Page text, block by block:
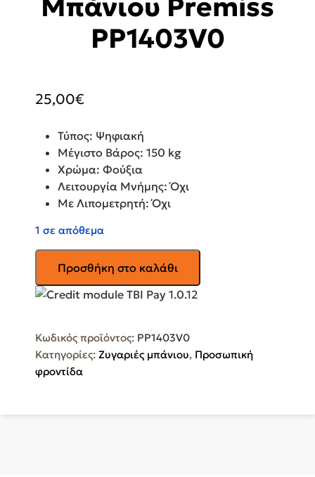
Μπάνιου Premiss
PP1403V0
25,00€
Τύπος: Ψηφιακή
Μέγιστο Βάρος: 150 kg
Χρώμα: Φούξια
Λειτουργία Μνήμης: Όχι
Με Λιπομετρητή: Όχι
1 σε απόθεμα
Ζυγαριά
Μπάνιου
ποσότητα
Προσθήκη στο καλάθι
Κωδικός προϊόντος: PP1403V0
Κατηγορίες: Ζυγαριές μπάνιου, Προσωπική
φροντίδα